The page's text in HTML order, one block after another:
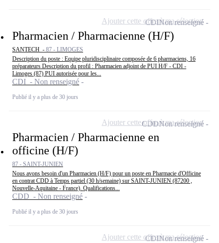
Pharmacien / Pharmacienne (H/F)
SANTECH - 87 - LIMOGES
Description du poste : Equipe pluridisciplinaire composée de 6 pharmaciens, 16
préparateurs Description du profil : Pharmacien adjoint de PUI H/F - CDI -
Limoges (87) PUI autorisée pour les...
CDI - Non renseigné
Publié il y a plus de 30 jours
CDINon renseigné
Ajouter cette offre à ma sélection
Pharmacien / Pharmacienne en
officine (H/F)
87 - SAINT-JUNIEN
Nous avons besoin d'un Pharmacien (H/F) pour un poste en Pharmacie d'Officine
en contrat CDD à Temps partiel (30 h/semaine) sur SAINT-JUNIEN (87200 ,
Nouvelle-Aquitaine - France). Qualifications...
CDD - Non renseigné
Publié il y a plus de 30 jours
CDDNon renseigné
Ajouter cette offre à ma sélection
CDINon renseigné
Ajouter cette offre à ma sélection